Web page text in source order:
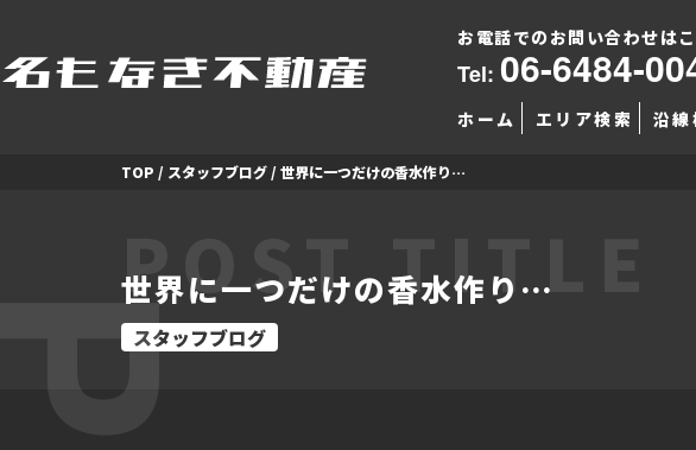
お電話でのお問い合わせは
Tel: 06-6484-
ホーム エリア検索 沿線
TOP / スタッフブログ / 世界に一つだけの香水作り…
POST TITLE
世界に一つだけの香水作り…
スタッフブログ